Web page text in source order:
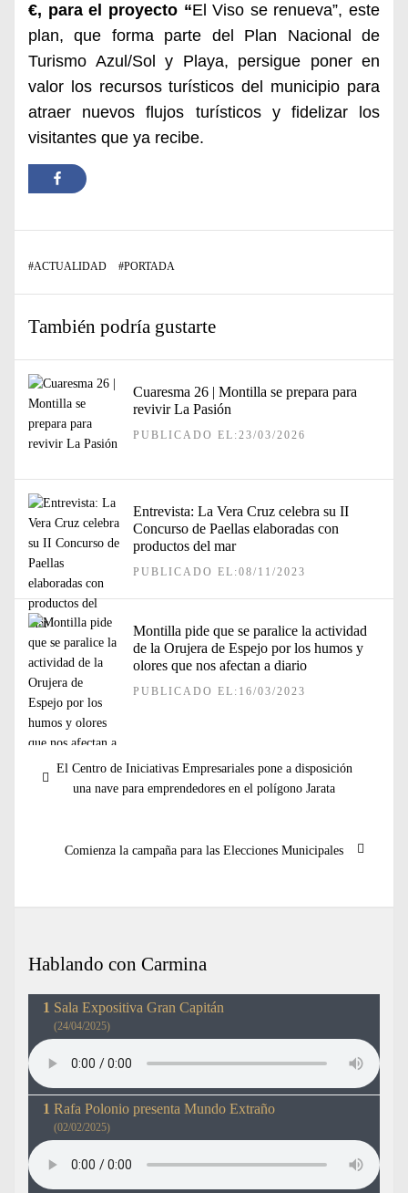
€, para el proyecto “El Viso se renueva”, este
plan, que forma parte del Plan Nacional de
Turismo Azul/Sol y Playa, persigue poner en
valor los recursos turísticos del municipio para
atraer nuevos flujos turísticos y fidelizar los
visitantes que ya recibe.
#ACTUALIDAD #PORTADA
También podría gustarte
Cuaresma 26 | Montilla se prepara para
revivir La Pasión
PUBLICADO EL:23/03/2026
Entrevista: La Vera Cruz celebra su II
Concurso de Paellas elaboradas con
productos del mar
PUBLICADO EL:08/11/2023
Montilla pide que se paralice la actividad
de la Orujera de Espejo por los humos y
olores que nos afectan a diario
PUBLICADO EL:16/03/2023
de
Entrada
anterior:
El Centro de Iniciativas Empresariales pone a disposición
una nave para emprendedores en el polígono Jarata
Entrada
Comienza la campaña para las Elecciones Municipales
Hablando con Carmina
Sala Expositiva Gran Capitán
(24/04/2025)
Rafa Polonio presenta Mundo Extraño
(02/02/2025)